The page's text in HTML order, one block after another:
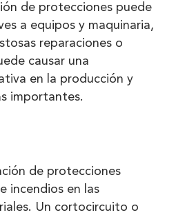
de protecciones puede
a equipos y maquinaria,
reparaciones o
causar una
en la producción y
importantes.
de protecciones
incendios en las
Un cortocircuito o